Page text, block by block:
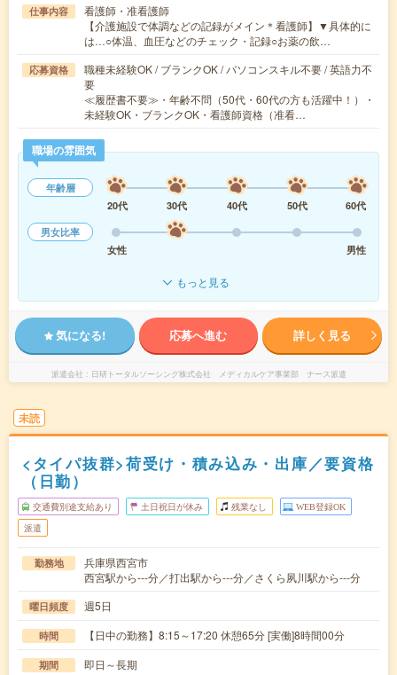
仕事内容
看護師・准看護師
【介護施設で体調などの記録がメイン＊看護師】▼具体的に
は…○体温、血圧などのチェック・記録○お薬の飲…
応募資格
職種未経験OK / ブランクOK / パソコンスキル不要 / 英語力不
要
≪履歴書不要≫・年齢不問（50代・60代の方も活躍中！）・
未経験OK・ブランクOK・看護師資格（准看…
職場の雰囲気
年齢層
20代
30代 40代 50代
60代
男女比率
女性
男性
もっと見る
気になる! 応募へ進む 詳しく見る
派遣会社 日研トータルソーシング株式会社 メディカルケア事業部 ナース派遣
未読
<タイパ抜群>荷受け・積み込み・出庫／要資格
（日勤）
交通費別途支給あり 土日祝日が休み 残業なし WEB登録OK
派遣
勤務地
兵庫県西宮市
西宮駅から---分／打出駅から---分／さくら夙川駅から---分
曜日頻度 週5日
時間 【日中の勤務】8:15～17:20 休憩65分 [実働]8時間00分
期間 即日～長期